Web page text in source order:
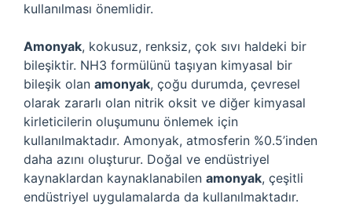
kullanılması önemlidir.
Amonyak, kokusuz, renksiz, çok sıvı haldeki bir
bileşiktir. NH3 formülünü taşıyan kimyasal bir
bileşik olan amonyak, çoğu durumda, çevresel
olarak zararlı olan nitrik oksit ve diğer kimyasal
kirleticilerin oluşumunu önlemek için
kullanılmaktadır. Amonyak, atmosferin %0.5’inden
daha azını oluşturur. Doğal ve endüstriyel
kaynaklardan kaynaklanabilen amonyak, çeşitli
endüstriyel uygulamalarda da kullanılmaktadır.